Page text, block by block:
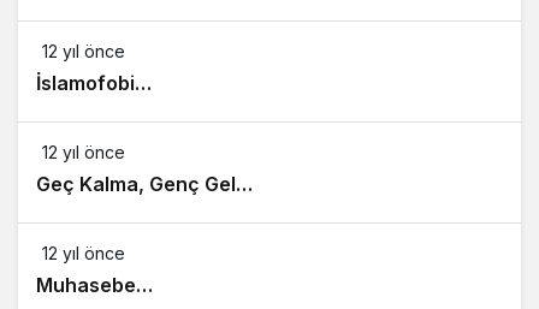
12 yıl önce
İslamofobi…
12 yıl önce
Geç Kalma, Genç Gel…
12 yıl önce
Muhasebe…